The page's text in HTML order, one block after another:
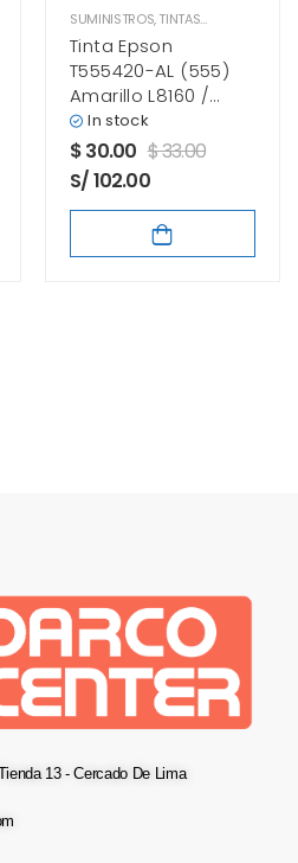
SUMINISTROS,TINTAS EPSON
Tinta Epson
T555420-AL (555)
Amarillo L8160 /
L8180, 70.00 ml.
In stock
$30.00 $33.00
S/ 102.00
13 - Cercado De Lima